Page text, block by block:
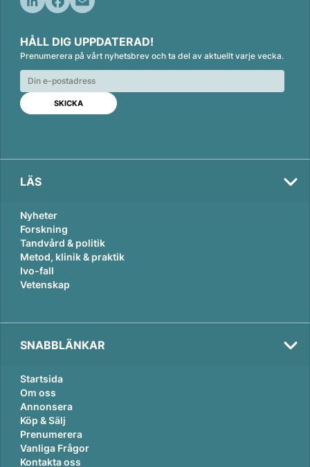
n
k
e
d
n
c
e
b
o
o
k
a
i
l
HÅLL DIG UPPDATERAD!
Prenumerera på vårt nyhetsbrev och ta del av aktuellt varje vecka.
LÄS
Nyheter
Forskning
Tandvård & politik
Metod, klinik & praktik
Ivo-fall
Vetenskap
SNABBLÄNKAR
Startsida
Om oss
Annonsera
Köp & Sälj
Prenumerera
Vanliga Frågor
Kontakta oss